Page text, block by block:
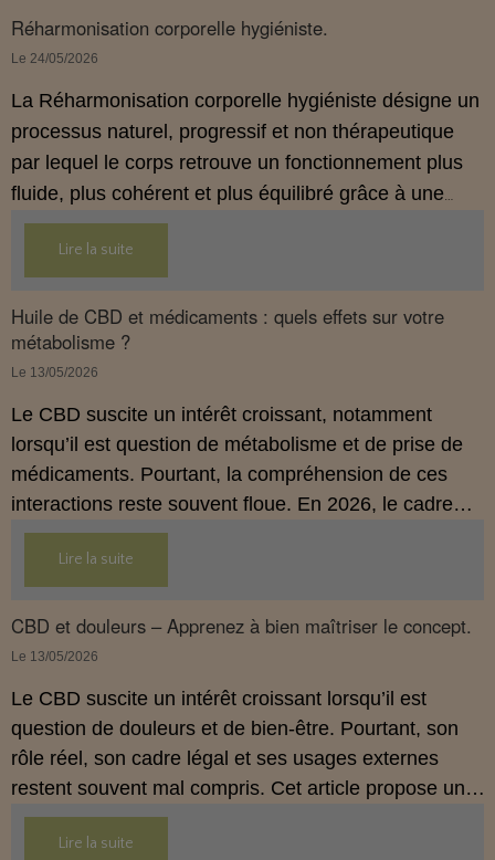
Réharmonisation corporelle hygiéniste.
Le 24/05/2026
La Réharmonisation corporelle hygiéniste désigne un
processus naturel, progressif et non thérapeutique
par lequel le corps retrouve un fonctionnement plus
fluide, plus cohérent et plus équilibré grâce à une
hygiène de vie adaptée.
Lire la suite
Huile de CBD et médicaments : quels effets sur votre
métabolisme ?
Le 13/05/2026
Le CBD suscite un intérêt croissant, notamment
lorsqu’il est question de métabolisme et de prise de
médicaments. Pourtant, la compréhension de ces
interactions reste souvent floue. En 2026, le cadre
légal français impose des règles strictes : seuls les
usages externes du CBD sont autorisés. Cet article
propose une mise au point claire et accessible pour
comprendre comment le CBD s’inscrit dans une
démarche de prévention, sans ingestion et sans
Lire la suite
CBD et douleurs – Apprenez à bien maîtriser le concept.
Le 13/05/2026
Le CBD suscite un intérêt croissant lorsqu’il est
question de douleurs et de bien‑être. Pourtant, son
rôle réel, son cadre légal et ses usages externes
restent souvent mal compris. Cet article propose une
mise au point claire, moderne et conforme à la
réglementation française de 2026, afin de mieux
Lire la suite